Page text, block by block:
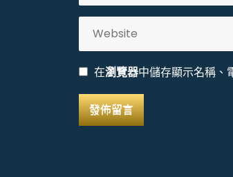
在瀏覽器中儲存顯示名稱、